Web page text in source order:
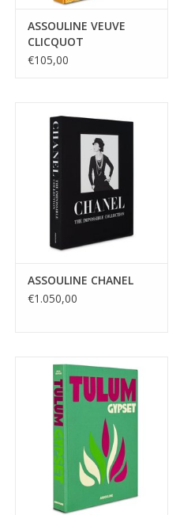
ASSOULINE VEUVE
CLICQUOT
€105,00
ASSOULINE CHANEL
€1.050,00